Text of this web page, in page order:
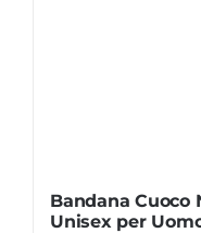
Bandana Cuoco
Unisex per